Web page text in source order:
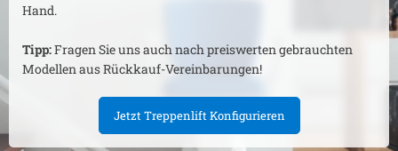
Hand.
Tipp:Fragen Sie uns auch nach preiswerten gebrauchten
Modellen aus Rückkauf-Vereinbarungen!
Jetzt Treppenlift Konfigurieren